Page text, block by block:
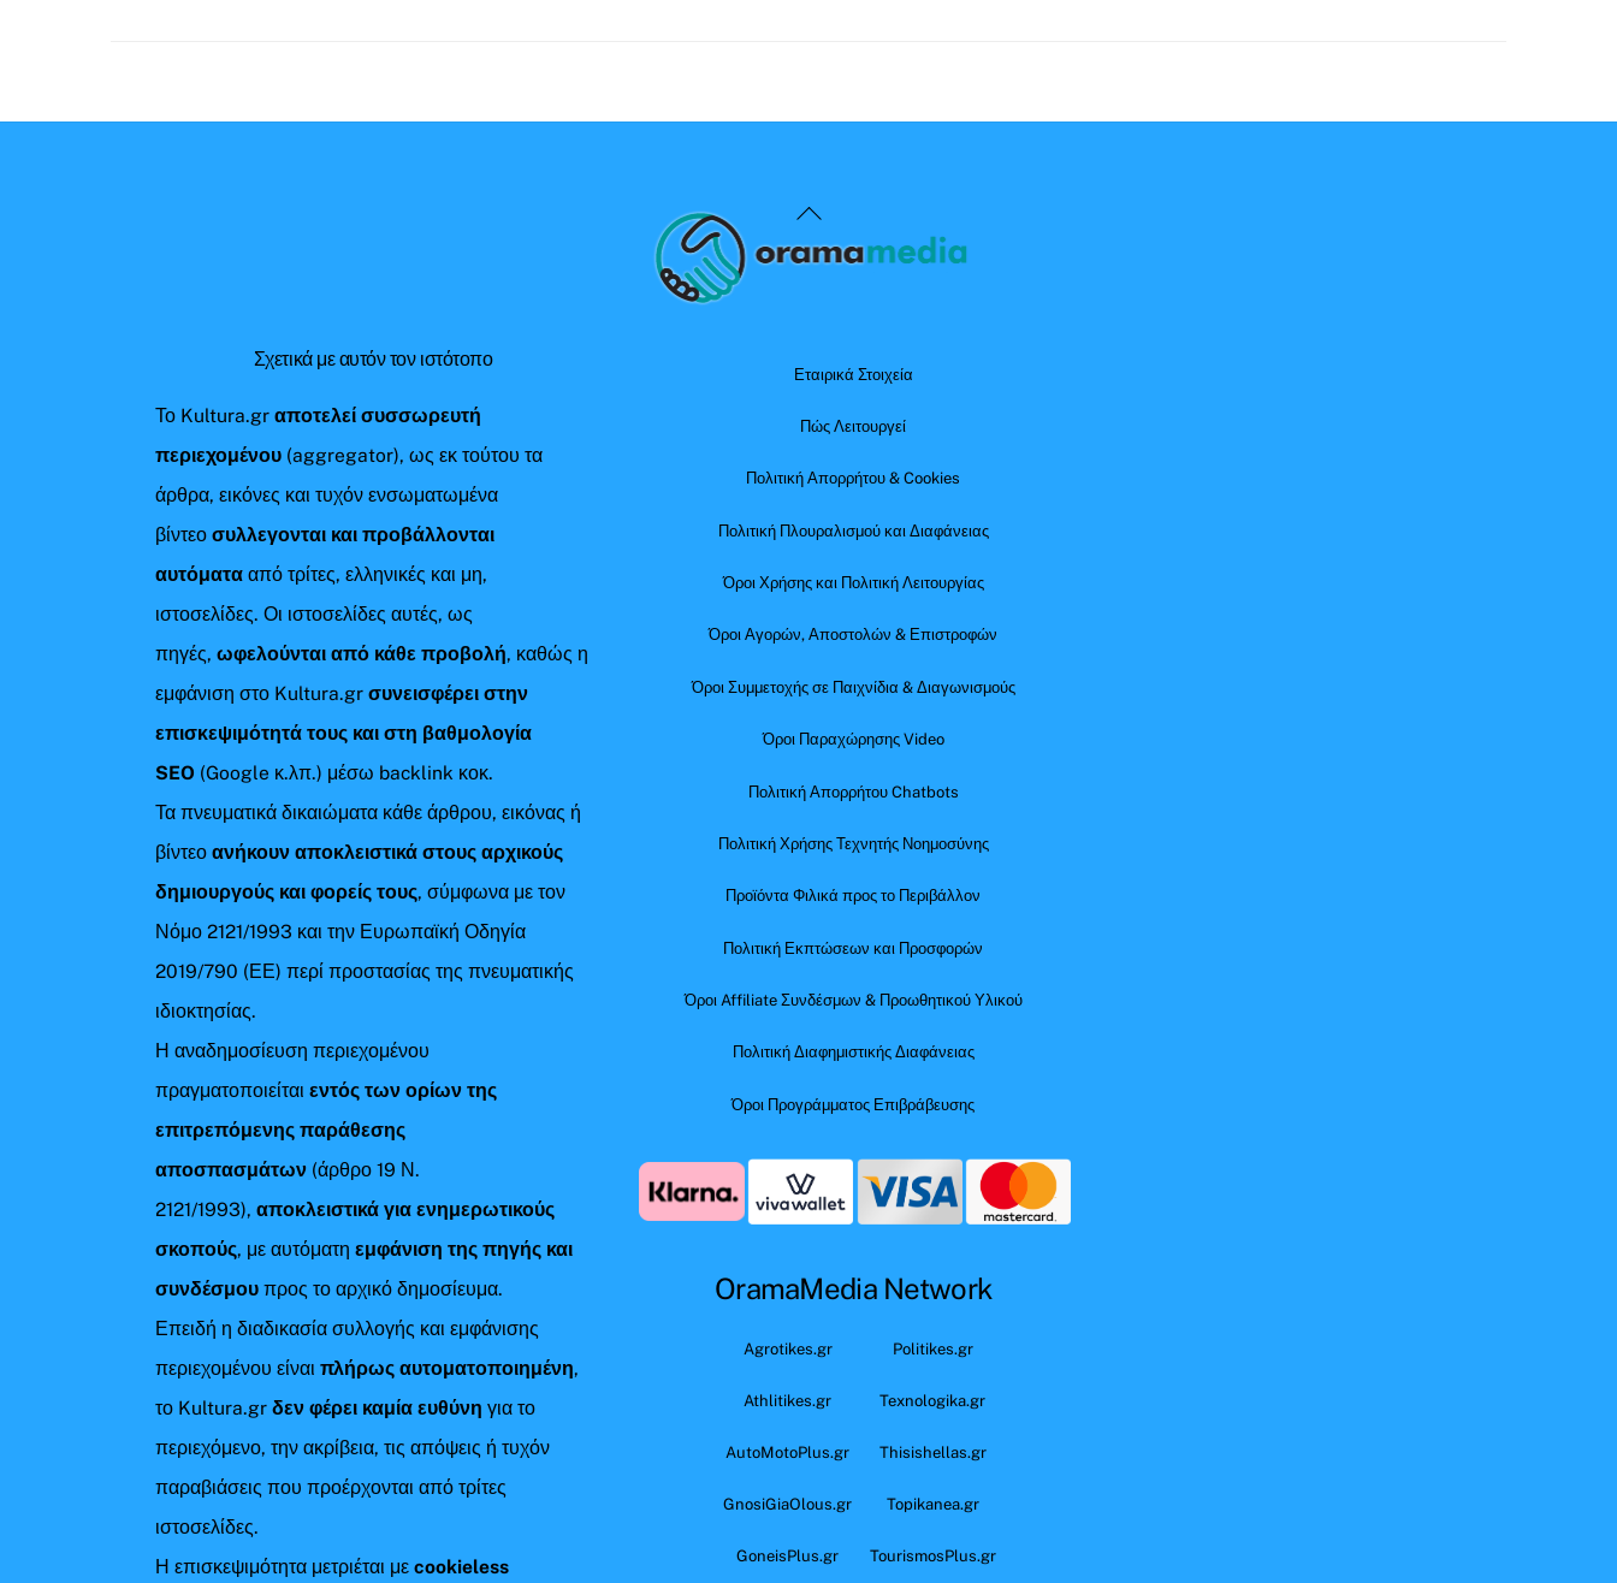
Back
To
Σχετικά με αυτόν τον ιστότοπο
Το Kultura.grαποτελεί συσσωρευτή
περιεχομένου (aggregator), ως εκ τούτου τα
άρθρα, εικόνες και τυχόν ενσωματωμένα
βίντεοσυλλεγονται και προβάλλονται
αυτόματααπό τρίτες, ελληνικές και μη,
ιστοσελίδες. Οι ιστοσελίδες αυτές, ως
πηγές,ωφελούνται από κάθε προβολή, καθώς η
εμφάνιση στο Kultura.gr συνεισφέρει στην
επισκεψιμότητά τους και στη βαθμολογία
SEO (Google κ.λπ.) μέσω backlink κοκ.
Τα πνευματικά δικαιώματα κάθε άρθρου, εικόνας ή
βίντεοανήκουν αποκλειστικά στους αρχικούς
δημιουργούς και φορείς τους, σύμφωνα με τον
Νόμο 2121/1993 και την Ευρωπαϊκή Οδηγία
2019/790 (ΕΕ) περί προστασίας της πνευματικής
ιδιοκτησίας.
Η αναδημοσίευση περιεχομένου
πραγματοποιείταιεντός των ορίων της
επιτρεπόμενης παράθεσης
αποσπασμάτων (άρθρο 19 Ν.
2121/1993), αποκλειστικά για ενημερωτικούς
σκοπούς, με αυτόματηεμφάνιση της πηγής και
συνδέσμου προς το αρχικό δημοσίευμα.
Επειδή η διαδικασία συλλογής και εμφάνισης
περιεχομένου είναιπλήρως αυτοματοποιημένη,
το Kultura.grδεν φέρει καμία ευθύνη για το
περιεχόμενο, την ακρίβεια, τις απόψεις ή τυχόν
παραβιάσεις που προέρχονται από τρίτες
ιστοσελίδες.
Η επισκεψιμότητα μετριέται μεcookieless
Εταιρικά Στοιχεία
Πώς Λειτουργεί
Πολιτική Απορρήτου & Cookies
Πολιτική Πλουραλισμού και Διαφάνειας
Όροι Χρήσης και Πολιτική Λειτουργίας
Όροι Αγορών, Αποστολών & Επιστροφών
Όροι Συμμετοχής σε Παιχνίδια & Διαγωνισμούς
Όροι Παραχώρησης Video
Πολιτική Απορρήτου Chatbots
Πολιτική Χρήσης Τεχνητής Νοημοσύνης
Προϊόντα Φιλικά προς το Περιβάλλον
Πολιτική Εκπτώσεων και Προσφορών
Όροι Affiliate Συνδέσμων & Προωθητικού Υλικού
Πολιτική Διαφημιστικής Διαφάνειας
Όροι Προγράμματος Επιβράβευσης
OramaMedia Network
Agrotikes.gr Politikes.gr
Athlitikes.gr Texnologika.gr
AutoMotoPlus.gr Thisishellas.gr
GnosiGiaOlous.gr Topikanea.gr
GoneisPlus.gr TourismosPlus.gr